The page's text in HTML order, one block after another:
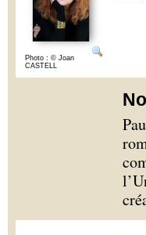
Photo : © Joan
CASTELL